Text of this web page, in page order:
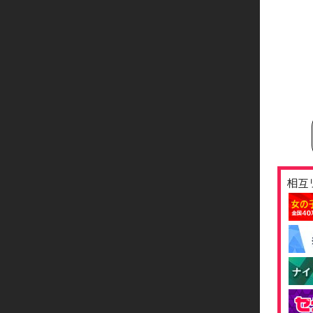
相互
120分
150分
180分
210分
240分
270分